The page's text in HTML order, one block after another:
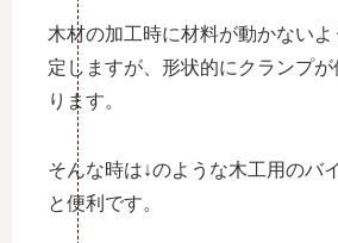
木材の加工時に材料が動かないよ
定しますが、形状的にクランプ
ります。
そんな時は↓のような木工用のバ
と便利です。